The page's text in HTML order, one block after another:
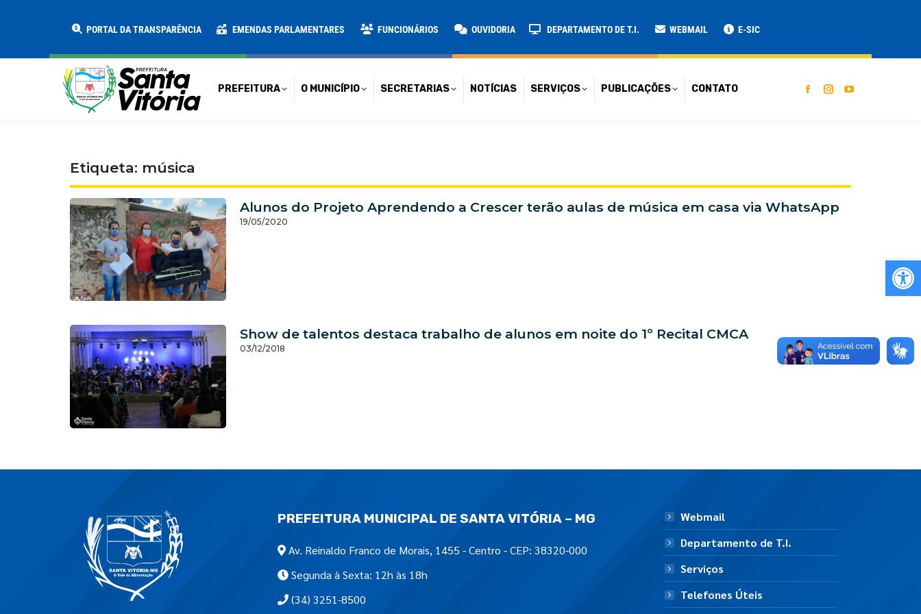
PORTAL DA TRANSPARÊNCIA EMENDAS PARLAMENTARES FUNCIONÁRIOS OUVIDORIA DEPARTAMENTO DE T.I. WEBMAIL E-SIC
PREFEITURA O MUNICÍPIO SECRETARIAS NOTÍCIAS SERVIÇOS PUBLICAÇÕES CONTATO
Etiqueta: música
Alunos do Projeto Aprendendo a Crescer terão aulas de música em casa via WhatsApp
19/05/2020
Show de talentos destaca trabalho de alunos em noite do 1º Recital CMCA
03/12/2018
PREFEITURA MUNICIPAL DE SANTA VITÓRIA – MG
Av. Reinaldo Franco de Morais, 1455 - Centro - CEP: 38320-000
Segunda à Sexta: 12h às 18h
(34) 3251-8500
Webmail
Departamento de T.I.
Serviços
Telefones Úteis